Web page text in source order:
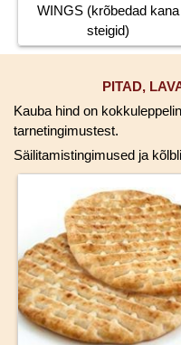
WINGS (krõbedad kana
steigid)
PITAD,
Kauba hind on
tarnetingimustest.
Säilitamistingimused ja